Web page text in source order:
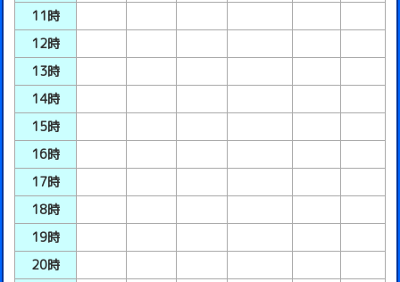
11時
12時
13時
14時
15時
16時
17時
18時
19時
20時